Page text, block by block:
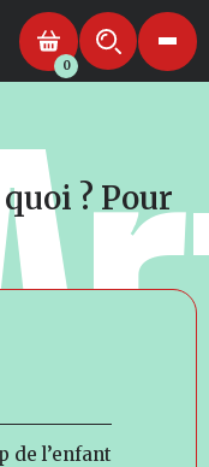
0
? Pour
de l’enfant